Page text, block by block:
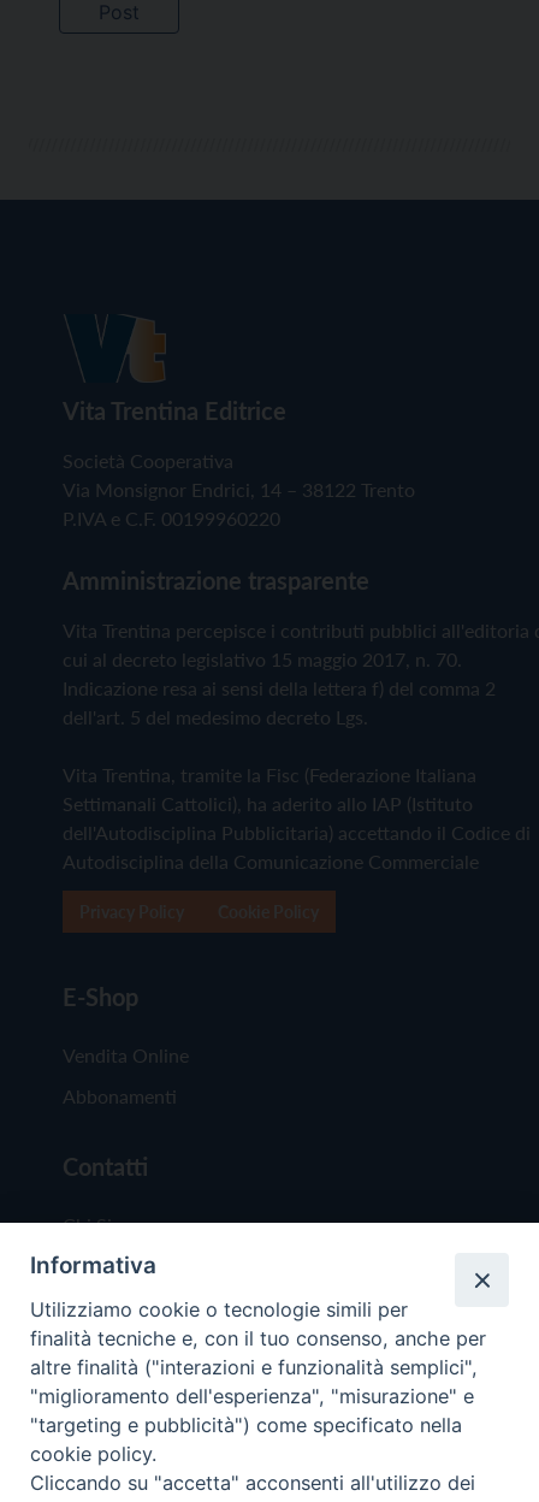
Vita Trentina Editrice
Società Cooperativa
Via Monsignor Endrici, 14 – 38122 Trento
P.IVA e C.F. 00199960220
Amministrazione trasparente
Vita Trentina percepisce i contributi pubblici all'editoria
cui al decreto legislativo 15 maggio 2017, n. 70.
Indicazione resa ai sensi della lettera f) del comma 2
dell'art. 5 del medesimo decreto Lgs.
Vita Trentina, tramite la Fisc (Federazione Italiana
Settimanali Cattolici), ha aderito allo IAP (Istituto
dell'Autodisciplina Pubblicitaria) accettando il Codice di
Autodisciplina della Comunicazione Commerciale
E-Shop
Vendita Online
Abbonamenti
Contatti
Chi Siamo
Redazione
Scrivici
Copyright © 2019 - Tutti i diritti riservati - Vita
Trentina Editrice
Informativa
Utilizziamo cookie o tecnologie simili per
finalità tecniche e, con il tuo consenso, anche per
altre finalità ("interazioni e funzionalità semplici",
"miglioramento dell'esperienza", "misurazione" e
"targeting e pubblicità") come specificato nella
cookie policy.
Cliccando su "accetta" acconsenti all'utilizzo dei